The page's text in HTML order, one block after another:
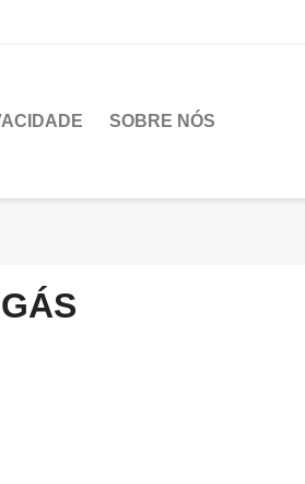
SOBRE NÓS